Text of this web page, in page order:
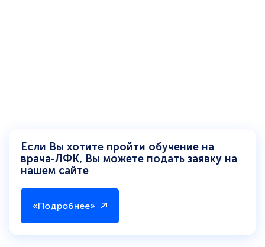
Если Вы хотите пройти обучение на
врача-ЛФК, Вы можете подать заявку на
нашем сайте
«Подробнее»